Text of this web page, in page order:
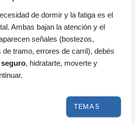
de dormir y la fatiga es el
Ambas bajan la atención y el
señales (bostezos,
de tramo, errores de carril), debés
, hidratarte, moverte y
TEMA 5